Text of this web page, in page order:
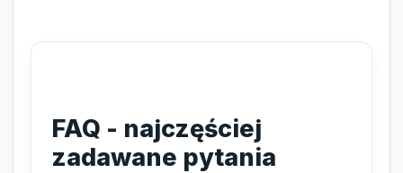
FAQ - najczęściej
zadawane pytania